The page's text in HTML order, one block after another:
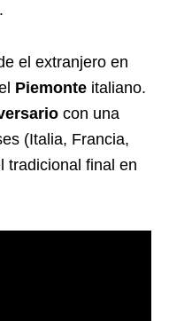
el extranjero en
Piemonte italiano.
con una
(Italia, Francia,
tradicional final en